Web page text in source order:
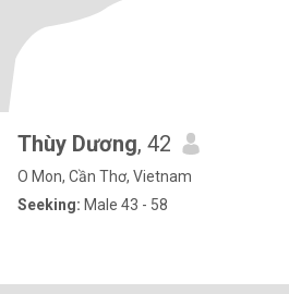
Thùy Dương, 42
O Mon, Cần Thơ, Vietnam
Seeking: Male 43 - 58